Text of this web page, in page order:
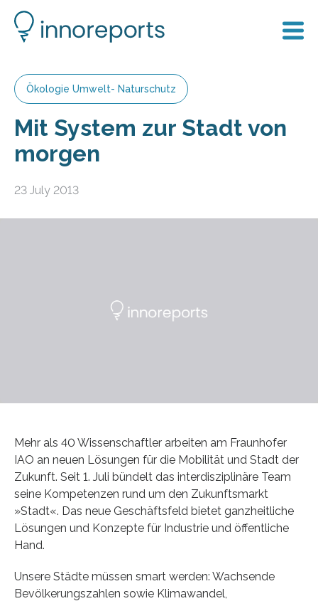
Ökologie Umwelt- Naturschutz
Mit System zur Stadt von
morgen
23 July 2013
Mehr als 40 Wissenschaftler arbeiten am Fraunhofer
IAO an neuen Lösungen für die Mobilität und Stadt der
Zukunft. Seit 1. Juli bündelt das interdisziplinäre Team
seine Kompetenzen rund um den Zukunftsmarkt
»Stadt«. Das neue Geschäftsfeld bietet ganzheitliche
Lösungen und Konzepte für Industrie und öffentliche
Hand.
Unsere Städte müssen smart werden: Wachsende
Bevölkerungszahlen sowie Klimawandel,